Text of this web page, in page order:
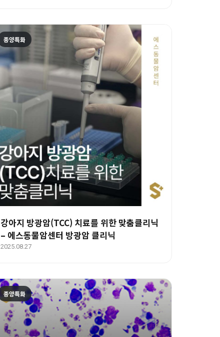
종양특화
강아지 방광암(TCC) 치료를 위한 맞춤클리닉
– 에스동물암센터 방광암 클리닉
2025.08.27
종양특화